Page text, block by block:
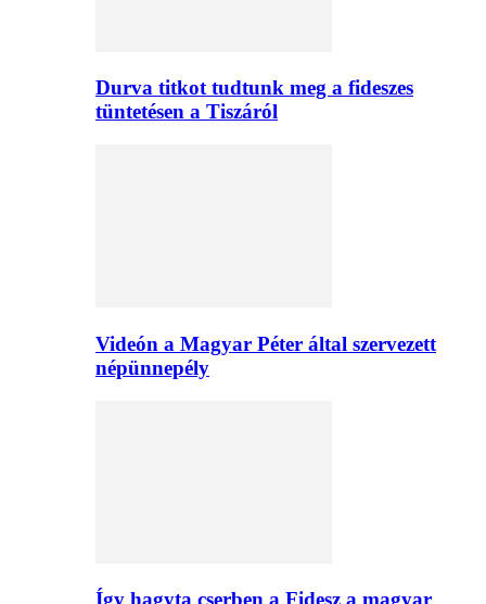
Durva titkot tudtunk meg a fideszes
tüntetésen a Tiszáról
Videón a Magyar Péter által szervezett
népünnepély